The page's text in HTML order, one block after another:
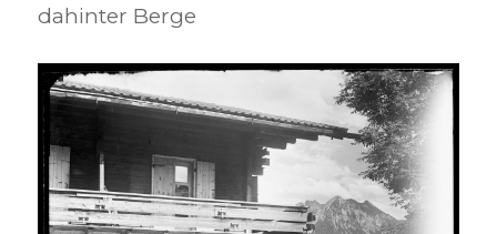
dahinter Berge